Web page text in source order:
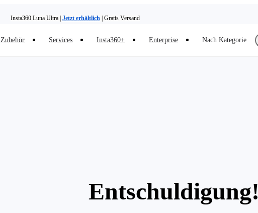
Insta360 Luna Ultra | Jetzt erhältlich| Gratis Versand
Zubehör Services Insta360+ Enterprise Nach Kategorie
Entschuldigung!